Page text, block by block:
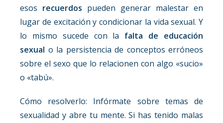
esos recuerdos pueden generar malestar en
lugar de excitación y condicionar la vida sexual. Y
lo mismo sucede con la falta de educación
sexual o la persistencia de conceptos erróneos
sobre el sexo que lo relacionen con algo «sucio»
o «tabú».
Cómo resolverlo: Infórmate sobre temas de
sexualidad y abre tu mente. Si has tenido malas